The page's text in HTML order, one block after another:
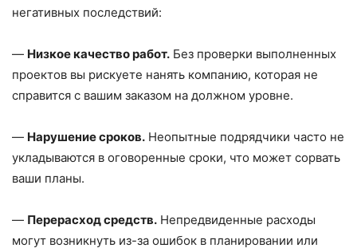
негативных последствий:
— Низкое качество работ. Без проверки выполненных
проектов вы рискуете нанять компанию, которая не
справится с вашим заказом на должном уровне.
— Нарушение сроков. Неопытные подрядчики часто не
укладываются в оговоренные сроки, что может сорвать
ваши планы.
— Перерасход средств. Непредвиденные расходы
могут возникнуть из-за ошибок в планировании или